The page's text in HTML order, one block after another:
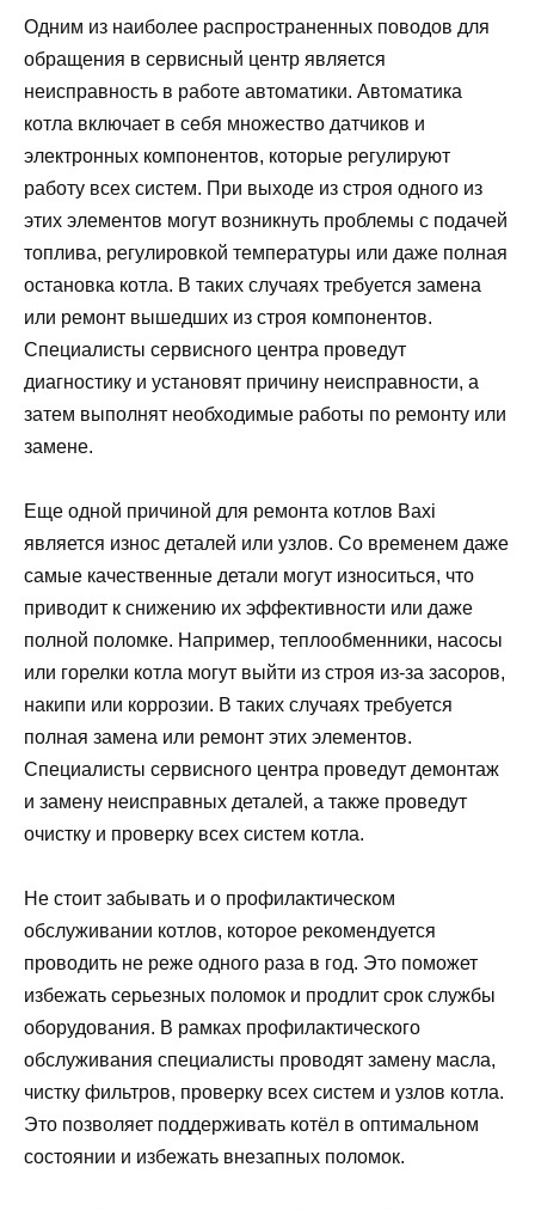
Одним из наиболее распространенных поводов для
обращения в сервисный центр является
неисправность в работе автоматики. Автоматика
котла включает в себя множество датчиков и
электронных компонентов, которые регулируют
работу всех систем. При выходе из строя одного из
этих элементов могут возникнуть проблемы с подачей
топлива, регулировкой температуры или даже полная
остановка котла. В таких случаях требуется замена
или ремонт вышедших из строя компонентов.
Специалисты сервисного центра проведут
диагностику и установят причину неисправности, а
затем выполнят необходимые работы по ремонту или
замене.
Еще одной причиной для ремонта котлов Baxi
является износ деталей или узлов. Со временем даже
самые качественные детали могут износиться, что
приводит к снижению их эффективности или даже
полной поломке. Например, теплообменники, насосы
или горелки котла могут выйти из строя из-за засоров,
накипи или коррозии. В таких случаях требуется
полная замена или ремонт этих элементов.
Специалисты сервисного центра проведут демонтаж
и замену неисправных деталей, а также проведут
очистку и проверку всех систем котла.
Не стоит забывать и о профилактическом
обслуживании котлов, которое рекомендуется
проводить не реже одного раза в год. Это поможет
избежать серьезных поломок и продлит срок службы
оборудования. В рамках профилактического
обслуживания специалисты проводят замену масла,
чистку фильтров, проверку всех систем и узлов котла.
Это позволяет поддерживать котёл в оптимальном
состоянии и избежать внезапных поломок.